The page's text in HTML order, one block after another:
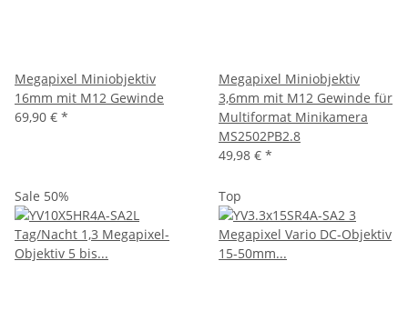
Megapixel Miniobjektiv
16mm mit M12 Gewinde
69,90 € *
Megapixel Miniobjektiv
3,6mm mit M12 Gewinde für
Multiformat Minikamera
MS2502PB2.8
49,98 € *
Sale 50% Top